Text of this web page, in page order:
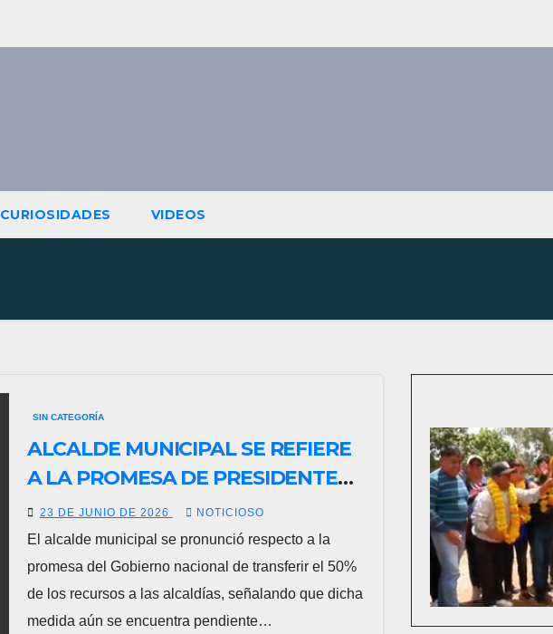
CURIOSIDADES VIDEOS
SIN CATEGORÍA
ALCALDE MUNICIPAL SE REFIERE
A LA PROMESA DE PRESIDENTE
DEL 50% A ALCALDÍAS QUE AUN
ESTA EN ESPERA.
23 DE JUNIO DE 2026 NOTICIOSO
El alcalde municipal se pronunció respecto a la
promesa del Gobierno nacional de transferir el 50%
de los recursos a las alcaldías, señalando que dicha
medida aún se encuentra pendiente…